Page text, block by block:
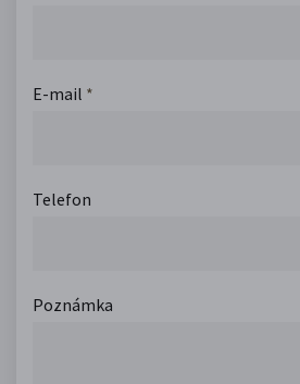
E-mail *
Telefon
Poznámka